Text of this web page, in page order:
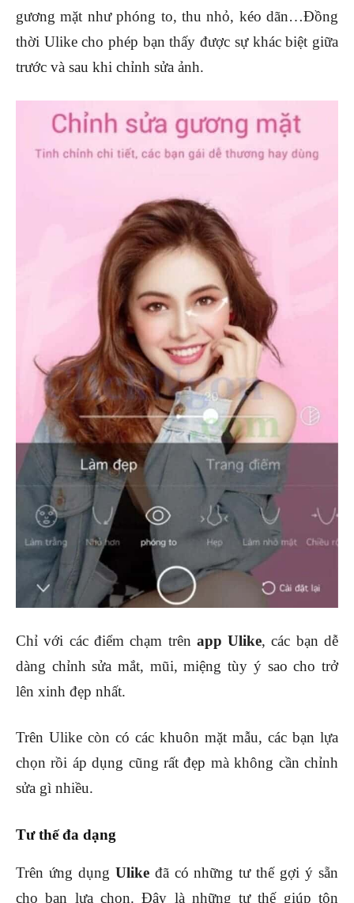
gương mặt như phóng to, thu nhỏ, kéo dãn…Đồng
thời Ulike cho phép bạn thấy được sự khác biệt giữa
trước và sau khi chỉnh sửa ảnh.
Chỉ với các điểm chạm trên app Ulike, các bạn dễ
dàng chỉnh sửa mắt, mũi, miệng tùy ý sao cho trở
lên xinh đẹp nhất.
Trên Ulike còn có các khuôn mặt mẫu, các bạn lựa
chọn rồi áp dụng cũng rất đẹp mà không cần chỉnh
sửa gì nhiều.
Tư thế đa dạng
Trên ứng dụng Ulikeđã có những tư thế gợi ý sẵn
cho bạn lựa chọn. Đây là những tư thế giúp tôn